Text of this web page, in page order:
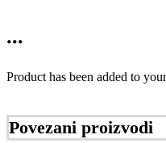
...
Product has been added to
Povezani proizvodi